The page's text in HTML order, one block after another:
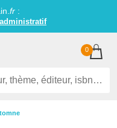
fr:
0